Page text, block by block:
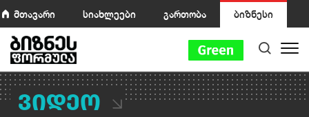
მთავარი სიახლეები გართობა ბიზნესი
ვიდეო